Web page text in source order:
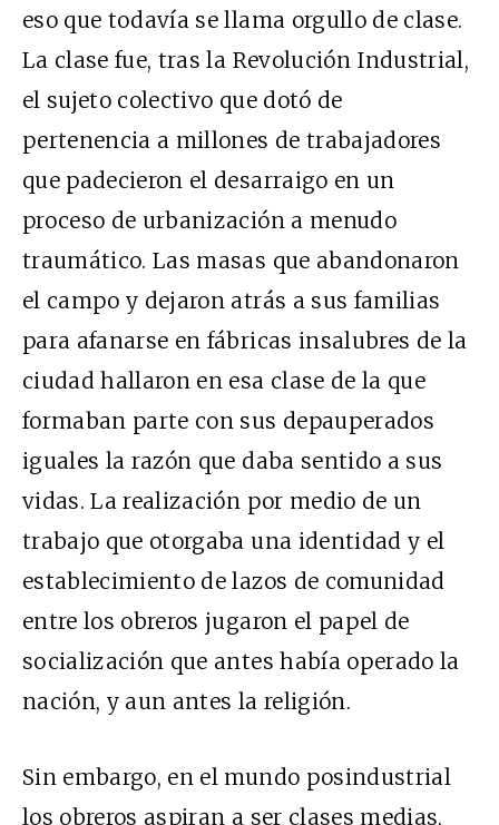
eso que todavía se llama orgullo de clase.
La clase fue, tras la Revolución Industrial,
el sujeto colectivo que dotó de
pertenencia a millones de trabajadores
que padecieron el desarraigo en un
proceso de urbanización a menudo
traumático. Las masas que abandonaron
el campo y dejaron atrás a sus familias
para afanarse en fábricas insalubres de la
ciudad hallaron en esa clase de la que
formaban parte con sus depauperados
iguales la razón que daba sentido a sus
vidas. La realización por medio de un
trabajo que otorgaba una identidad y el
establecimiento de lazos de comunidad
entre los obreros jugaron el papel de
socialización que antes había operado la
nación, y aun antes la religión.
Sin embargo, en el mundo posindustrial
los obreros aspiran a ser clases medias,